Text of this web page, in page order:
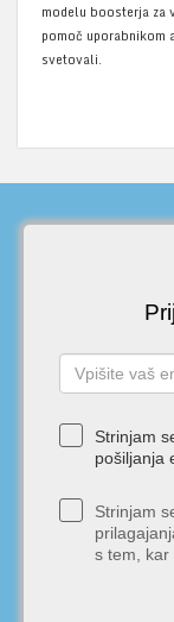
modelu boosterja za
pomoč uporabnikom
svetovali.
Strinjam
pošiljanja
Strinjam
s tem, kar